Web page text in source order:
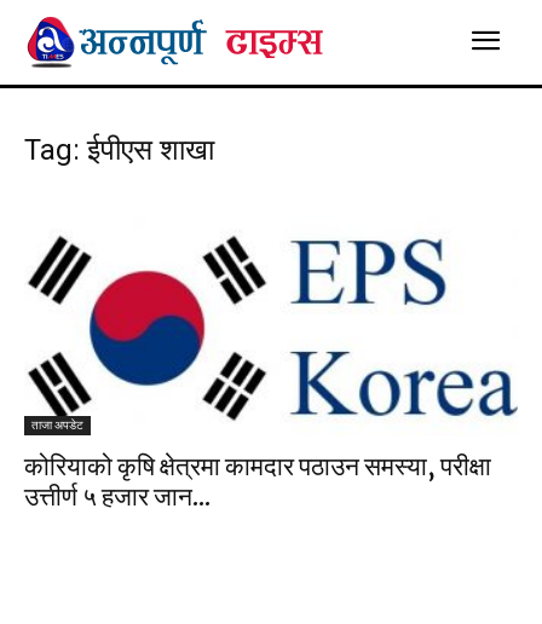
Tag: ईपीएस शाखा
ताजा अपडेट
कोरियाको कृषि क्षेत्रमा कामदार पठाउन समस्या, परीक्षा
उत्तीर्ण ५ हजार जान...